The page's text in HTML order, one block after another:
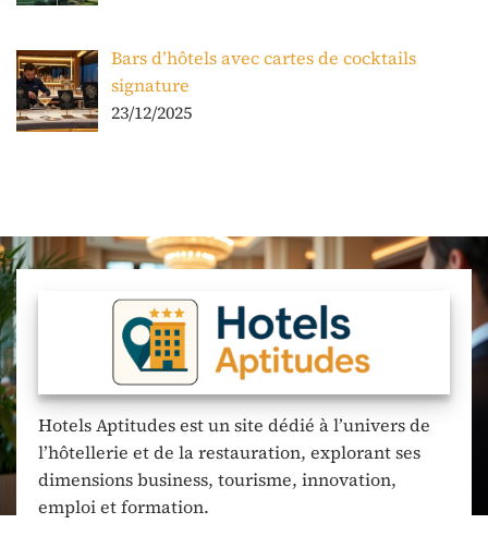
Bars d’hôtels avec cartes de cocktails
signature
23/12/2025
Hotels Aptitudes est un site dédié à l’univers de
l’hôtellerie et de la restauration, explorant ses
dimensions business, tourisme, innovation,
emploi et formation.